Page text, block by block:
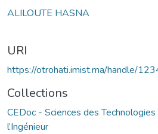
ALILOUTE HASNA
URI
https://otrohati.imist.ma/handle/
Collections
CEDoc - Sciences des
l’Ingénieur